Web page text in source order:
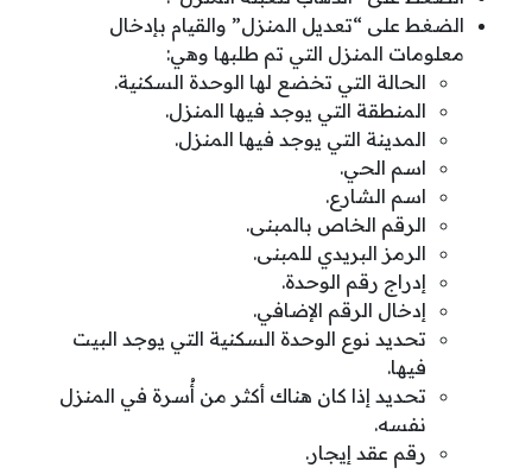
الضغط على “تعديل المنزل” والقيام بإدخال
معلومات المنزل التي تم طلبها وهي:
الحالة التي تخضع لها الوحدة السكنية.
المنطقة التي يوجد فيها المنزل.
المدينة التي يوجد فيها المنزل.
اسم الحي.
اسم الشارع.
الرقم الخاص بالمبنى.
الرمز البريدي للمبنى.
إدراج رقم الوحدة.
إدخال الرقم الإضافي.
تحديد نوع الوحدة السكنية التي يوجد البيت
فيها.
تحديد إذا كان هناك أكثر من أُسرة في المنزل
نفسه.
رقم عقد إيجار.